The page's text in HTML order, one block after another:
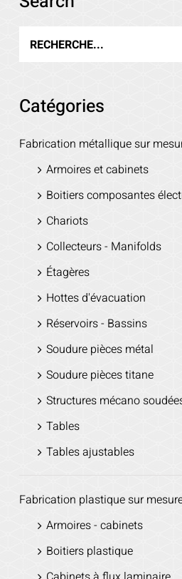
Catégories
Fabrication métallique sur
Armoires et cabinets
Boitiers composantes
Chariots
Collecteurs - Manifolds
Étagères
Hottes d'évacuation
Réservoirs - Bassins
Soudure pièces métal
Soudure pièces titane
Structures mécano
Tables
Tables ajustables
Fabrication plastique sur
Armoires - cabinets
Boitiers plastique